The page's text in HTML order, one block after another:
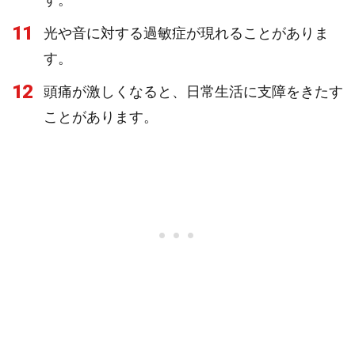
11
光や音に対する過敏症が現れることがありま
す。
12
頭痛が激しくなると、日常生活に支障をきたす
ことがあります。